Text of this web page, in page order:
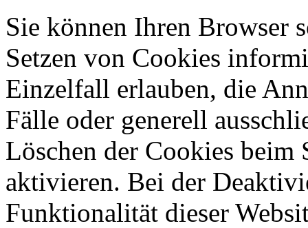
Sie können Ihren Browser
Setzen von Cookies
Einzelfall erlauben, die
Fälle oder generell
Löschen der Cookies beim
aktivieren. Bei der
Funktionalität dieser